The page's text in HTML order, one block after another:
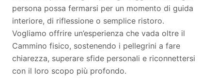
persona possa fermarsi per un momento di guida
interiore, di riflessione o semplice ristoro.
Vogliamo offrire un’esperienza che vada oltre il
Cammino fisico, sostenendo i pellegrini a fare
chiarezza, superare sfide personali e riconnettersi
con il loro scopo più profondo.